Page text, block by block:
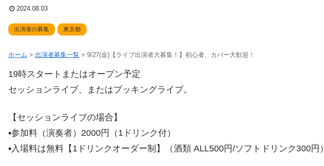
2024.08.03
出演者の募集 東京都
ホーム > 出演者募集一覧 > 9/27(金)【ライブ出演者大募集！】初心者、カバー大歓迎！
19時スタートまたはオープン予定
セッションライブ、またはブッキングライブ。
【セッションライブの場合】
▪️参加料（演奏者）2000円（1ドリンク付）
▪️入場料は無料【1ドリンクオーダー制】（酒類 ALL500円/ソフトドリンク300円）